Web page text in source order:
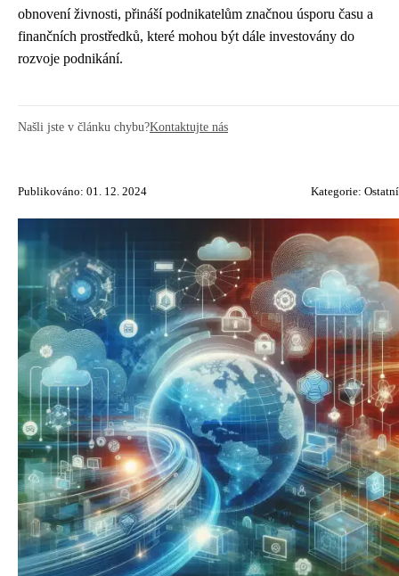
obnovení živnosti, přináší podnikatelům značnou úsporu času a
finančních prostředků, které mohou být dále investovány do
rozvoje podnikání.
Našli jste v článku chybu?Kontaktujte nás
Publikováno: 01. 12. 2024 Kategorie: Ostatní